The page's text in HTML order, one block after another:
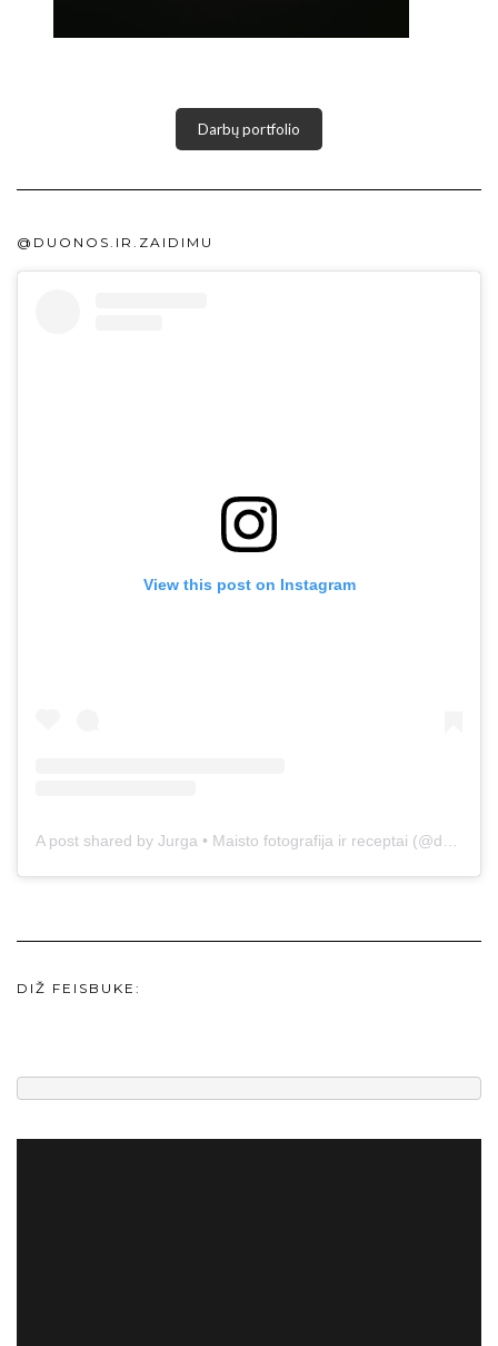
Darbų portfolio
@DUONOS.IR.ZAIDIMU
View this post on Instagram
A post shared by Jurga • Maisto fotografija ir receptai (@duonos.ir.zaidimu)
DIŽ FEISBUKE: